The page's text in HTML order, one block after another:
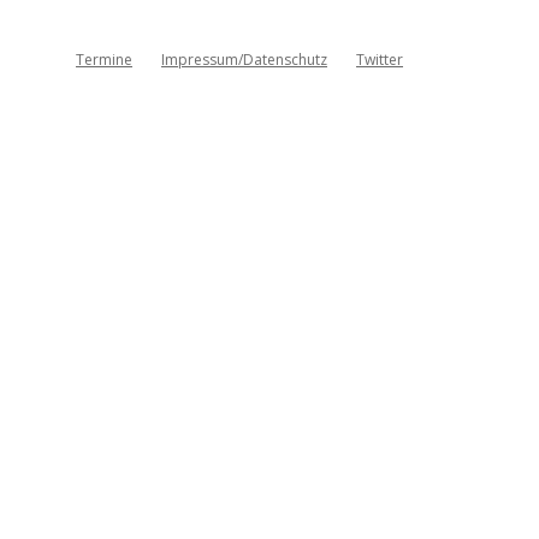
Termine Impressum/Datenschutz Twitter